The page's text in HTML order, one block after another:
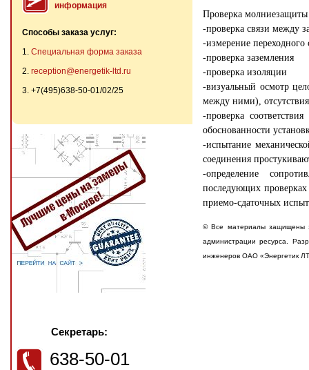
информация
Способы заказа услуг:
1. Специальная форма заказа
2. reception@energetik-ltd.ru
3. +7(495)638-50-01/02/25
Секретарь:
638-50-01
Проверка
-проверка связи между
-измерение
-проверка заземления
-проверка изоляции
-визуальный осмотр
между ними),
-проверка
обоснованности
-испытание
соединения
-определение
последующих
приемо-сдаточных
© Все материалы защищены
администрации ресурса.
инженеров ОАО «Энергетик